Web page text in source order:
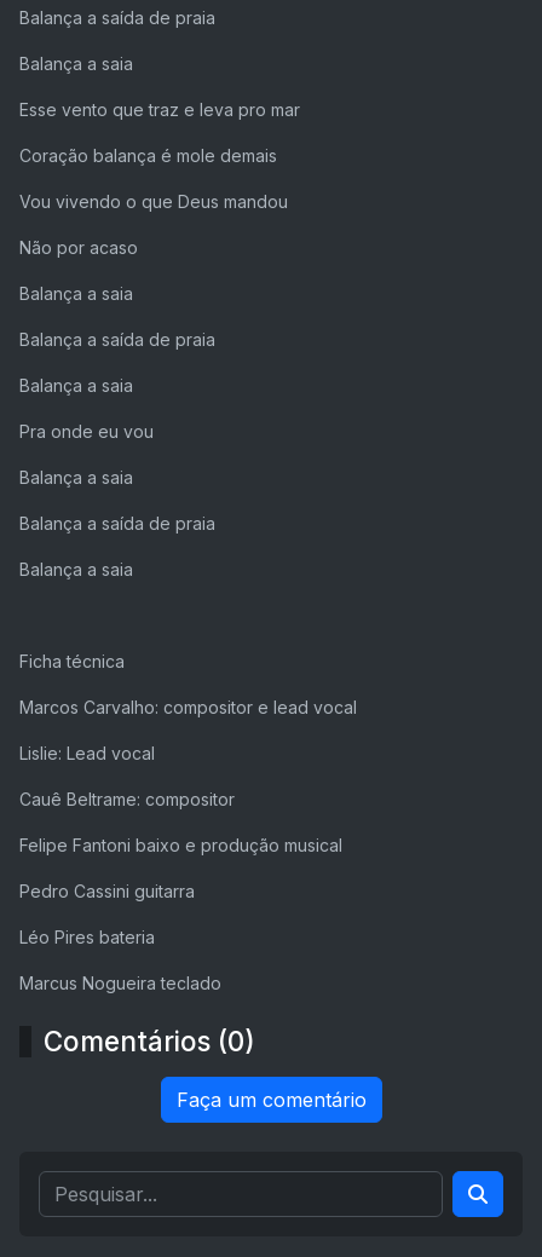
Balança a saída de praia
Balança a saia
Esse vento que traz e leva pro mar
Coração balança é mole demais
Vou vivendo o que Deus mandou
Não por acaso
Balança a saia
Balança a saída de praia
Balança a saia
Pra onde eu vou
Balança a saia
Balança a saída de praia
Balança a saia
Ficha técnica
Marcos Carvalho: compositor e lead vocal
Lislie: Lead vocal
Cauê Beltrame: compositor
Felipe Fantoni baixo e produção musical
Pedro Cassini guitarra
Léo Pires bateria
Marcus Nogueira teclado
Comentários (0)
Faça um comentário